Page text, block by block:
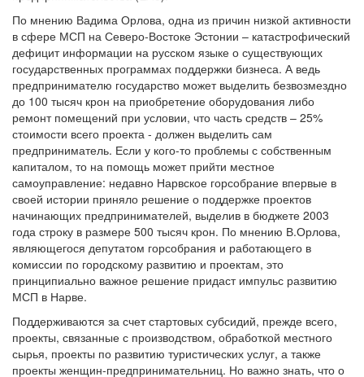
По мнению Вадима Орлова, одна из причин низкой активности
в сфере МСП на Северо-Востоке Эстонии – катастрофический
дефицит информации на русском языке о существующих
государственных программах поддержки бизнеса. А ведь
предпринимателю государство может выделить безвозмездно
до 100 тысяч крон на приобретение оборудования либо
ремонт помещений при условии, что часть средств – 25%
стоимости всего проекта - должен выделить сам
предприниматель. Если у кого-то проблемы с собственным
капиталом, то на помощь может прийти местное
самоуправление: недавно Нарвское горсобрание впервые в
своей истории приняло решение о поддержке проектов
начинающих предпринимателей, выделив в бюджете 2003
года строку в размере 500 тысяч крон. По мнению В.Орлова,
являющегося депутатом горсобрания и работающего в
комиссии по городскому развитию и проектам, это
принципиально важное решение придаст импульс развитию
МСП в Нарве.
Поддерживаются за счет стартовых субсидий, прежде всего,
проекты, связанные с производством, обработкой местного
сырья, проекты по развитию туристических услуг, а также
проекты женщин-предпринимательниц. Но важно знать, что о